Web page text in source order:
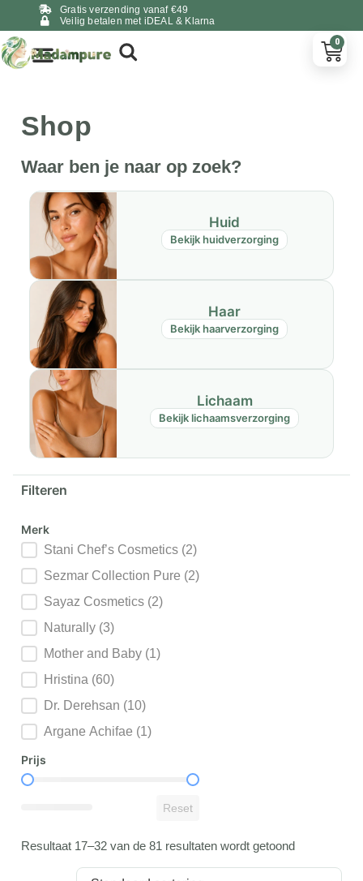
Gratis verzending vanaf €49
Veilig betalen met iDEAL & Klarna
0
Shop
Waar ben je naar op zoek?
Huid
Bekijk huidverzorging
Haar
Bekijk haarverzorging
Lichaam
Bekijk lichaamsverzorging
Filteren
Merk
MerkStani Chef’s Cosmetics (2)
Sezmar Collection Pure (2)
Sayaz Cosmetics (2)
Naturally (3)
Mother and Baby (1)
Hristina (60)
Dr. Derehsan (10)
Argane Achifae (1)
Prijs
Prijs
Reset
Resultaat 17–32 van de 81 resultaten wordt getoond